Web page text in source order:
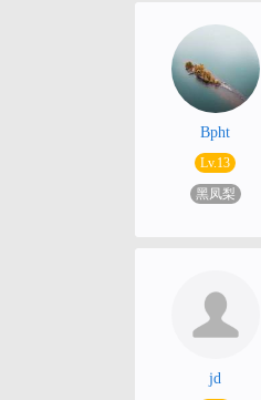
Bpht
Lv.13
黑凤梨
jd